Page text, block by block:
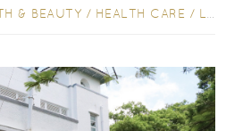
& BEAUTY / HEALTH CARE / LIFESTYLE